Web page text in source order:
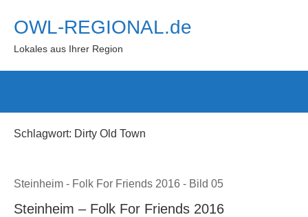
Inhalt
springen
OWL-REGIONAL.de
Lokales aus Ihrer Region
Schlagwort: Dirty Old Town
Steinheim - Folk For Friends 2016 - Bild 05
Steinheim – Folk For Friends 2016